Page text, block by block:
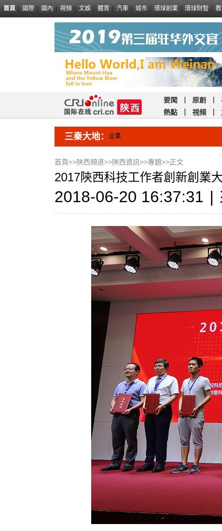
首頁 國際 國內 視頻 文娛 體育 汽車 城市 環球創業 環球財智
要聞 原創
熱點
視頻
三秦大地： 企業
首頁>>陝西頻道>>陝西資訊>>專題>>正文
2017陝西科技工作者創新創業
2018-06-20 16:37:31 |